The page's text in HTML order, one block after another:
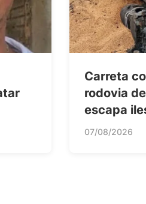
Carreta
rodovia
escapa
07/08/2026